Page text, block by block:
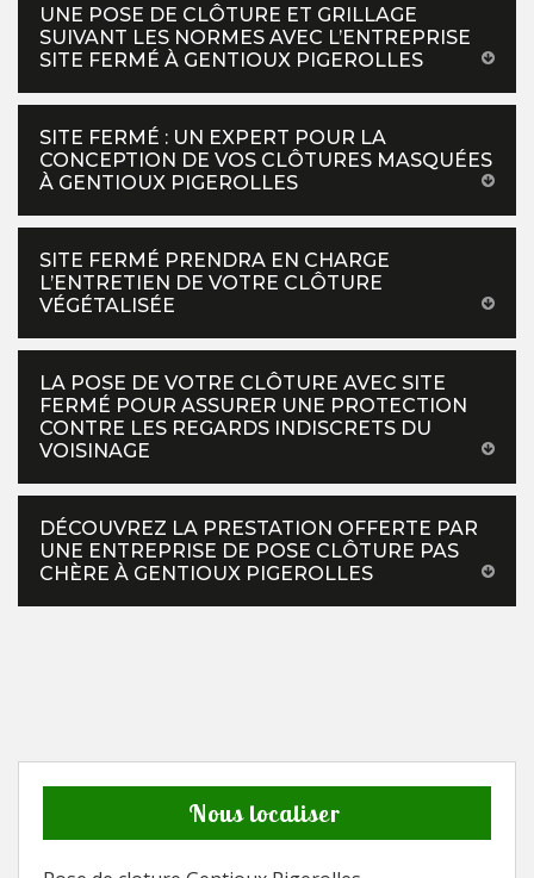
UNE POSE DE CLÔTURE ET GRILLAGE
SUIVANT LES NORMES AVEC L’ENTREPRISE
SITE FERMÉ À GENTIOUX PIGEROLLES
SITE FERMÉ : UN EXPERT POUR LA
CONCEPTION DE VOS CLÔTURES MASQUÉES
À GENTIOUX PIGEROLLES
SITE FERMÉ PRENDRA EN CHARGE
L’ENTRETIEN DE VOTRE CLÔTURE
VÉGÉTALISÉE
LA POSE DE VOTRE CLÔTURE AVEC SITE
FERMÉ POUR ASSURER UNE PROTECTION
CONTRE LES REGARDS INDISCRETS DU
VOISINAGE
DÉCOUVREZ LA PRESTATION OFFERTE PAR
UNE ENTREPRISE DE POSE CLÔTURE PAS
CHÈRE À GENTIOUX PIGEROLLES
Nous localiser